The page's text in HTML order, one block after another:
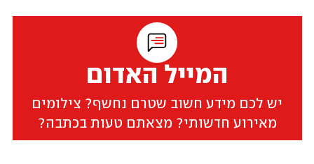
המייל האדום
יש לכם מידע חשוב שטרם נחשף? צילומים
מאירוע חדשותי? מצאתם טעות בכתבה?